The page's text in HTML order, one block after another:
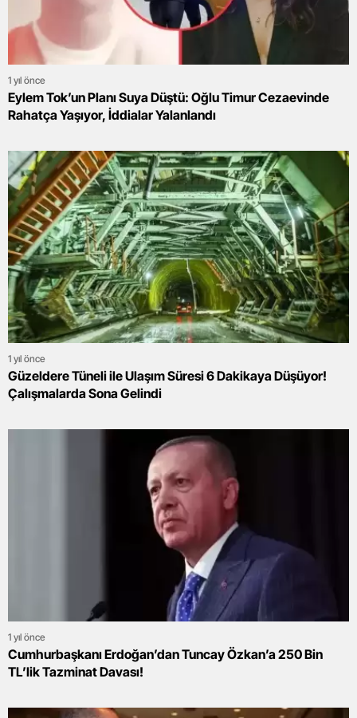
1 yıl önce
Eylem Tok’un Planı Suya Düştü: Oğlu Timur Cezaevinde
Rahatça Yaşıyor, İddialar Yalanlandı
1 yıl önce
Güzeldere Tüneli ile Ulaşım Süresi 6 Dakikaya Düşüyor!
Çalışmalarda Sona Gelindi
1 yıl önce
Cumhurbaşkanı Erdoğan’dan Tuncay Özkan’a 250 Bin
TL’lik Tazminat Davası!